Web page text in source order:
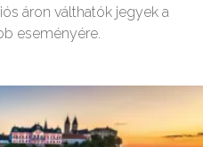
áron válthatók jegyek a
eseményére.